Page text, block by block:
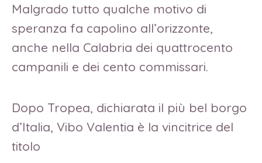
Malgrado tutto qualche motivo di
speranza fa capolino all’orizzonte,
anche nella Calabria dei quattrocento
campanili e dei cento commissari.
Dopo Tropea, dichiarata il più bel borgo
d’Italia, Vibo Valentia è la vincitrice del
titolo